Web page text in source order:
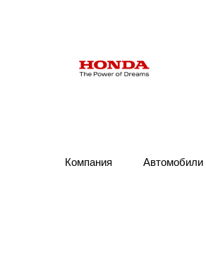
Компания Автомобили